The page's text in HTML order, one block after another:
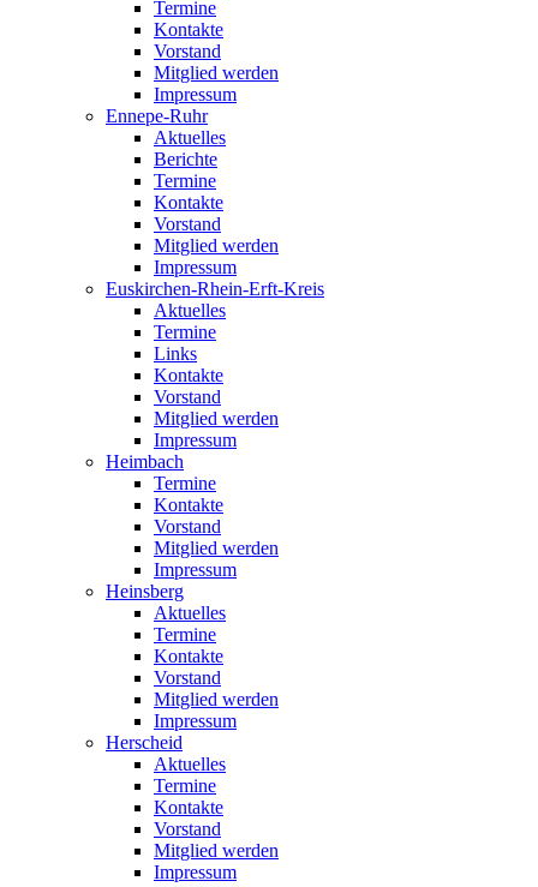
Termine
Kontakte
Vorstand
Mitglied werden
Impressum
Ennepe-Ruhr
Aktuelles
Berichte
Termine
Kontakte
Vorstand
Mitglied werden
Impressum
Euskirchen-Rhein-Erft-Kreis
Aktuelles
Termine
Links
Kontakte
Vorstand
Mitglied werden
Impressum
Heimbach
Termine
Kontakte
Vorstand
Mitglied werden
Impressum
Heinsberg
Aktuelles
Termine
Kontakte
Vorstand
Mitglied werden
Impressum
Herscheid
Aktuelles
Termine
Kontakte
Vorstand
Mitglied werden
Impressum